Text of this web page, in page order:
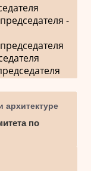
-
архитектуре
по